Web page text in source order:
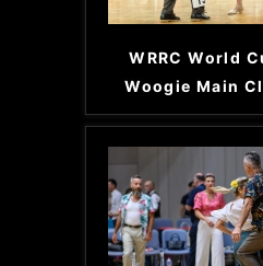
WRRC World
Woogie Main